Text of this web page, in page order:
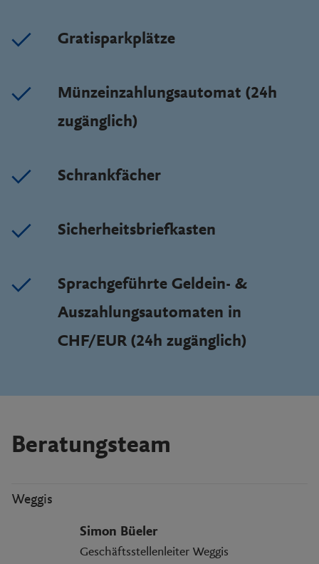
Gratisparkplätze
Münzeinzahlungsautomat (24h
zugänglich)
Schrankfächer
Sicherheitsbriefkasten
Sprachgeführte Geldein- &
Auszahlungsautomaten in
CHF/EUR (24h zugänglich)
Beratungsteam
Weggis
Simon Büeler
Geschäftsstellenleiter Weggis